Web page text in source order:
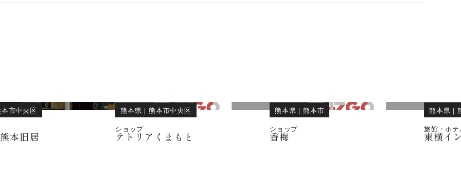
市中央区
本旧居
熊本県 ｜ 熊本市中央区
ショップ
テトリアくまもと
熊本県 ｜ 熊本市
ショップ
香梅
熊本県 ｜
旅館・ホ
東横イ